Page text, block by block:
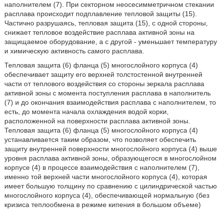
наполнителем (7). При секторном неосесимметричном стекании
расплава происходит подплавление тепловой защиты (15).
Частично разрушаясь, тепловая защита (15), с одной стороны,
снижает тепловое воздействие расплава активной зоны на
защищаемое оборудование, а с другой - уменьшает температуру
и химическую активность самого расплава.
Тепловая защита (6) фланца (5) многослойного корпуса (4)
обеспечивает защиту его верхней толстостенной внутренней
части от теплового воздействия со стороны зеркала расплава
активной зоны с момента поступления расплава в наполнитель
(7) и до окончания взаимодействия расплава с наполнителем, то
есть, до момента начала охлаждения водой корки,
расположенной на поверхности расплава активной зоны.
Тепловая защита (6) фланца (5) многослойного корпуса (4)
устанавливается таким образом, что позволяет обеспечить
защиту внутренней поверхности многослойного корпуса (4) выше
уровня расплава активной зоны, образующегося в многослойном
корпусе (4) в процессе взаимодействия с наполнителем (7),
именно той верхней части многослойного корпуса (4), которая
имеет большую толщину по сравнению с цилиндрической частью
многослойного корпуса (4), обеспечивающей нормальную (без
кризиса теплообмена в режиме кипения в большом объеме)